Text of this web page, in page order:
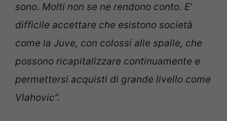
sono. Molti non se ne rendono conto. E’
difficile accettare che esistono società
come la Juve, con colossi alle spalle, che
possono ricapitalizzare continuamente e
permettersi acquisti di grande livello come
Vlahovic”.